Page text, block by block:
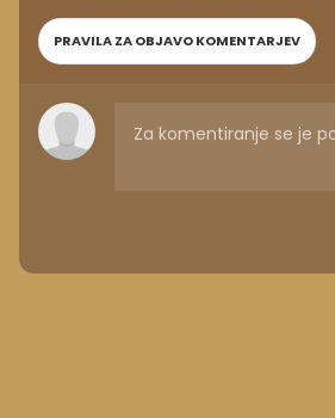
PRAVILA ZA OBJAVO KOMENTARJEV